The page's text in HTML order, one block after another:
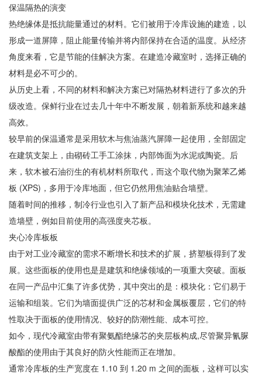
保温隔热的演变
热绝缘体是抵抗能量通过的材料。它们被用于冷库设施的建造，以
形成一道屏障，阻止能量传输并将内部保持在合适的温度。从经济
角度来看，它是节能的佳解决方案。在建造冷藏室时，选择正确的
材料是必不可少的。
从历史上看，不同的材料和解决方案已对隔热材料进行了多次的升
级改造。保鲜行业在过去几十年中不断发展，朝着新系统和越来越
高效。
较早前的保温通常是采用软木与焦油蒸汽屏障一起使用，全部固定
在建筑支架上，由砌砖工手工涂抹，内部饰面为水泥或陶瓷。后
来，软木被石油衍生的有机材料所取代，而这个取代物为聚苯乙烯
板 (XPS)，多用于冷库地面，但它仍然用焦油贴合墙壁。
随着时间的推移，制冷行业也引入了新产品和模块化技术，无需建
造墙壁，例如目前使用的高强度夹芯板。
夹心冷库板板
由于对工业冷藏室的需求不断增长和技术的扩展，挤塑板得到了发
展。这些面板的使用也是是建筑和绝缘领域的一项重大突破。面板
在同一产品中汇集了许多优势，其中突出的是：模块化：它们易于
运输和组装。它们为墙面提供广泛的芯材和金属板覆层，它们的特
性取决于面板的使用情况、较好的防潮性能、成本可控。
如今，现代冷藏室由带有聚氨酯绝缘芯的夹层板构成,尽管聚异氰脲
酸酯的使用由于其良好的防火性能而正在增加。
通常冷库板的生产宽度在 1.10 到 1.20 m 之间的面板，这样可以实